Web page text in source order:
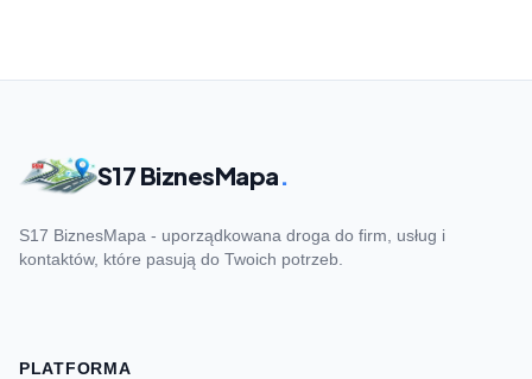
S17 BiznesMapa.
S17 BiznesMapa - uporządkowana droga do firm, usług i
kontaktów, które pasują do Twoich potrzeb.
PLATFORMA